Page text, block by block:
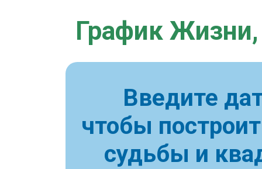
График Жизни,
Введите
чтобы
судьбы и